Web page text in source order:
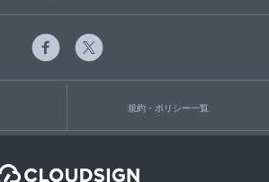
規約・ポリシー一覧